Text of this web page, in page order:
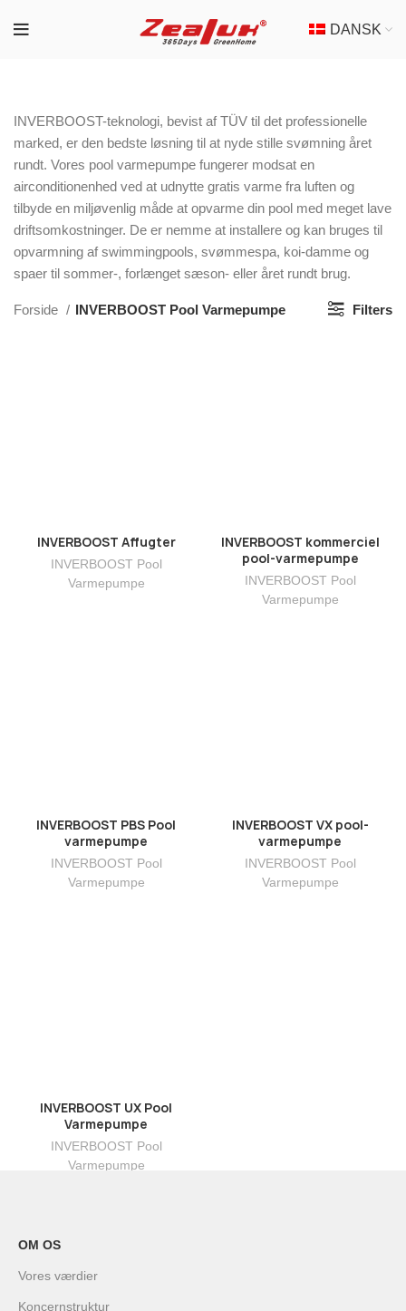
DANSK
INVERBOOST-teknologi, bevist af TÜV til det professionelle
marked, er den bedste løsning til at nyde stille svømning året
rundt. Vores pool varmepumpe fungerer modsat en
airconditionenhed ved at udnytte gratis varme fra luften og
tilbyde en miljøvenlig måde at opvarme din pool med meget lave
driftsomkostninger. De er nemme at installere og kan bruges til
opvarmning af swimmingpools, svømmespa, koi-damme og
spaer til sommer-, forlænget sæson- eller året rundt brug.
Forside INVERBOOST Pool Varmepumpe Filters
INVERBOOST Affugter
INVERBOOST Pool
Varmepumpe
INVERBOOST kommerciel
pool-varmepumpe
INVERBOOST Pool
Varmepumpe
INVERBOOST PBS Pool
varmepumpe
INVERBOOST Pool
Varmepumpe
INVERBOOST VX pool-
varmepumpe
INVERBOOST Pool
Varmepumpe
INVERBOOST UX Pool
Varmepumpe
INVERBOOST Pool
Varmepumpe
OM OS
Vores værdier
Koncernstruktur